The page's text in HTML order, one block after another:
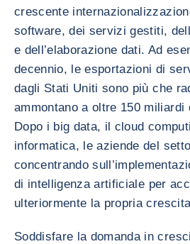
crescente
software, dei servizi gestiti,
e dell’elaborazione dati. Ad
decennio, le esportazioni di
dagli Stati Uniti sono più che
ammontano a oltre 150 miliardi
Dopo i big data, il cloud
informatica, le aziende del
concentrando
di intelligenza artificiale per
ulteriormente la propria
Soddisfare la domanda in